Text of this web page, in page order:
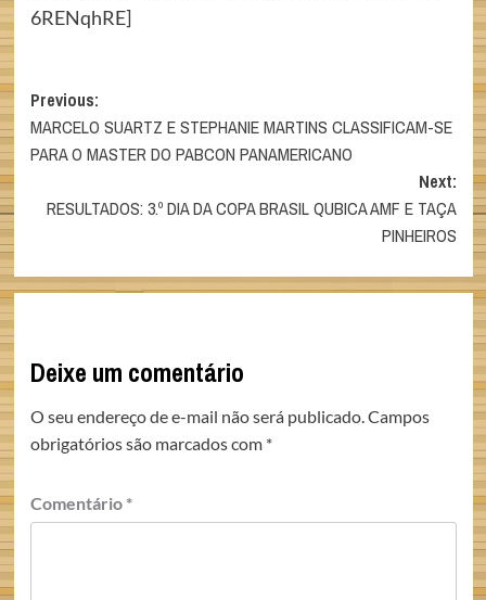
6RENqhRE]
Post
navigation
Previous:
MARCELO SUARTZ E STEPHANIE MARTINS CLASSIFICAM-SE
PARA O MASTER DO PABCON PANAMERICANO
Next:
RESULTADOS: 3.º DIA DA COPA BRASIL QUBICA AMF E TAÇA
PINHEIROS
Deixe um comentário
O seu endereço de e-mail não será publicado.Campos
obrigatórios são marcados com *
Comentário *